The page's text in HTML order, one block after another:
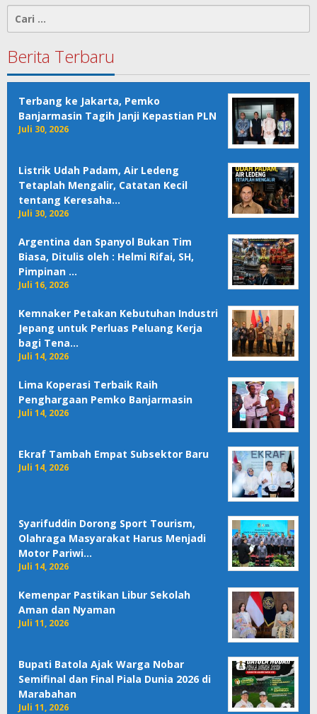
untuk:
Berita Terbaru
Terbang ke Jakarta, Pemko
Banjarmasin Tagih Janji Kepastian PLN
Juli 30, 2026
Listrik Udah Padam, Air Ledeng
Tetaplah Mengalir, Catatan Kecil
tentang Keresaha…
Juli 30, 2026
Argentina dan Spanyol Bukan Tim
Biasa, Ditulis oleh : Helmi Rifai, SH,
Pimpinan …
Juli 16, 2026
Kemnaker Petakan Kebutuhan Industri
Jepang untuk Perluas Peluang Kerja
bagi Tena…
Juli 14, 2026
Lima Koperasi Terbaik Raih
Penghargaan Pemko Banjarmasin
Juli 14, 2026
Ekraf Tambah Empat Subsektor Baru
Juli 14, 2026
Syarifuddin Dorong Sport Tourism,
Olahraga Masyarakat Harus Menjadi
Motor Pariwi…
Juli 14, 2026
Kemenpar Pastikan Libur Sekolah
Aman dan Nyaman
Juli 11, 2026
Bupati Batola Ajak Warga Nobar
Semifinal dan Final Piala Dunia 2026 di
Marabahan
Juli 11, 2026